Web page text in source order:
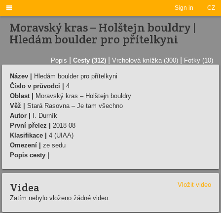
Sign in CZ

Moravský kras – Holštejn bouldry |
Hledám boulder pro přítelkyni
Popis Cesty (312) Vrcholová knížka (300) Fotky (10)
Název |
Hledám boulder pro přítelkyni
Číslo v průvodci |
4
Oblast |
Moravský kras – Holštejn bouldry
Věž |
Stará Rasovna – Je tam všechno
Autor |
I. Durník
První přelez |
2018-08
Klasifikace |
4 (UIAA)
Omezení |
ze sedu
Popis cesty |
Videa
Vložit video
Zatím nebylo vloženo žádné video.